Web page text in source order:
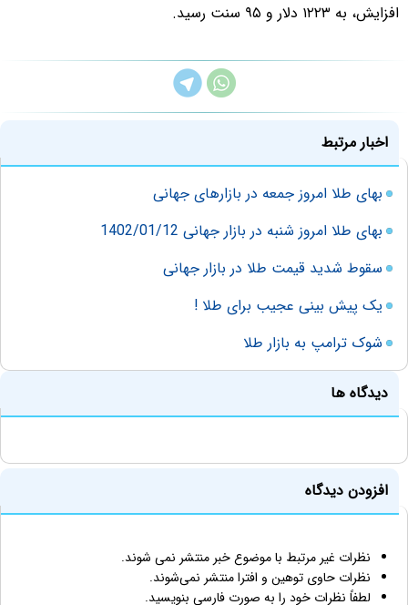
افزایش، به ۱۲۲۳ دلار و ۹۵ سنت رسید.
اخبار مرتبط
بهای طلا امروز جمعه در بازارهای جهانی
بهای طلا امروز شنبه در بازار جهانی 1402/01/12
سقوط شدید قیمت طلا در بازار جهانی
یک پیش بینی عجیب برای طلا !
شوک ترامپ به بازار طلا
دیدگاه ها
افزودن دیدگاه
نظرات غیر مرتبط با موضوع خبر منتشر نمی شوند.
نظرات حاوی توهین و افترا منتشر نمی‌شوند.
لطفاً نظرات خود را به صورت فارسی بنویسید.